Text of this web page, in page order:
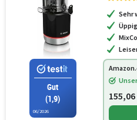
Gut
(1,9)
06/2026
undSehr
155,06